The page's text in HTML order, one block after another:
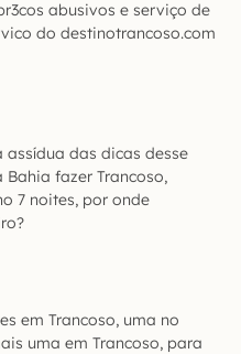
abusivos e serviço de
do destinotrancoso.com
das dicas desse
fazer Trancoso,
7 noites, por onde
em Trancoso, uma no
uma em Trancoso, para